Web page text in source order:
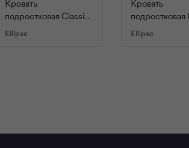
Кровать
подростковая Classic
(белый)
Ellipse
Кровать
подростковая
(молочный)
Ellipse